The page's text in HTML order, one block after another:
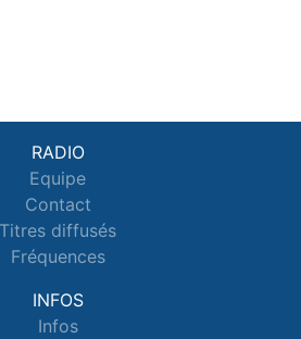
RADIO
Equipe
Contact
Titres diffusés
Fréquences
INFOS
Infos